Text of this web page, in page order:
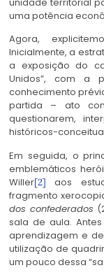
uma potência
Agora,
Inicialmente, a
a exposição do
Unidos”, com a
conhecimento
partida – ato
questionarem,
históricos-
Em seguida, o
emblemáticos
Willer[2]
aos
fragmento
dos confederados
sala de aula.
aprendizagem e
utilização de
um pouco dessa